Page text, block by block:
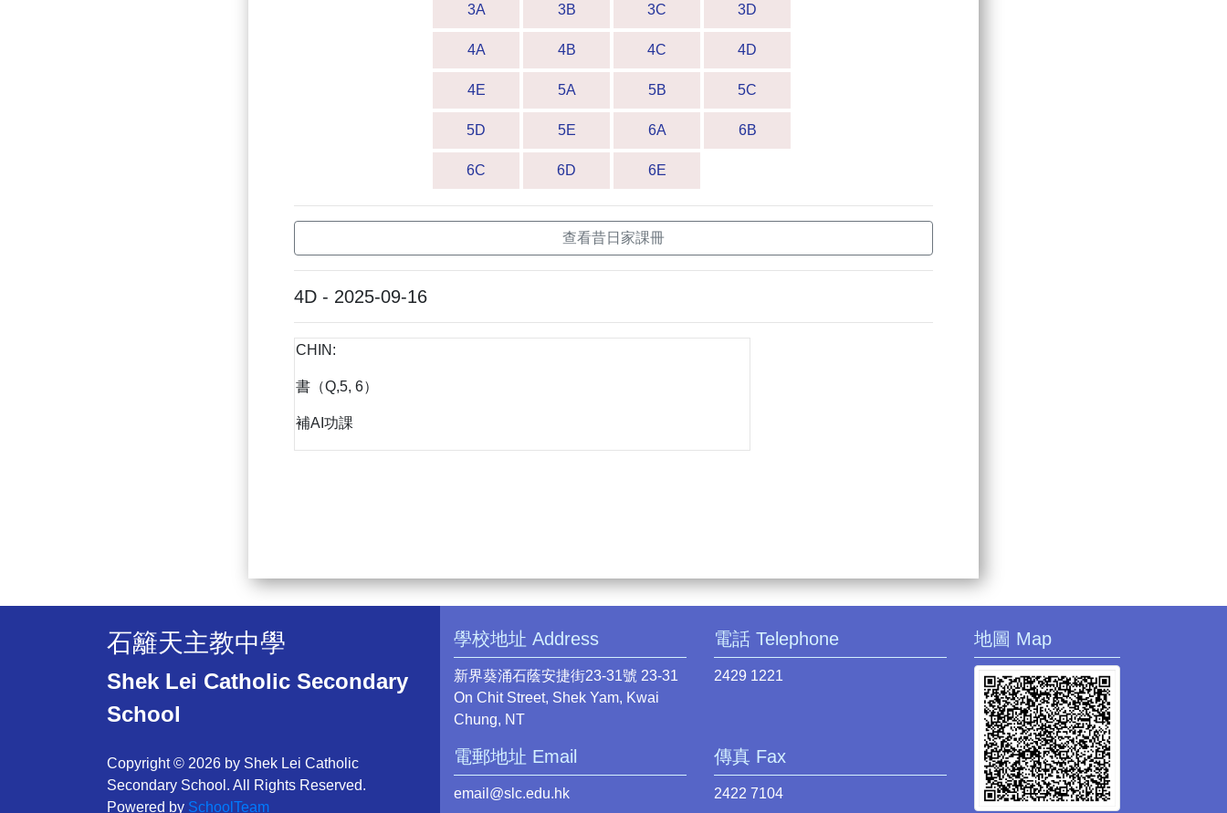
3A 3B 3C 3D
4A 4B 4C 4D
4E 5A 5B 5C
5D 5E 6A 6B
6C 6D 6E
查看昔日家課冊
4D - 2025-09-16
CHIN:
書（Q,5, 6）
補AI功課
石籬天主教中學
Shek Lei Catholic Secondary
School
Copyright © 2026 by Shek Lei Catholic
Secondary School. All Rights Reserved.
Powered by SchoolTeam
學校地址 Address
新界葵涌石蔭安捷街23-31號 23-31
On Chit Street, Shek Yam, Kwai
Chung, NT
電話 Telephone
2429 1221
電郵地址 Email
email@slc.edu.hk
傳真 Fax
2422 7104
地圖 Map